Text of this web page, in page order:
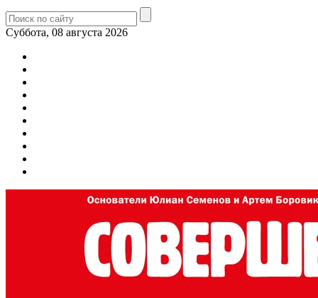
Суббота, 08 августа 2026